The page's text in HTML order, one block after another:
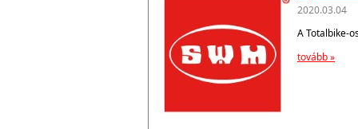
2020.03.04
A Totalbike-
tovább »